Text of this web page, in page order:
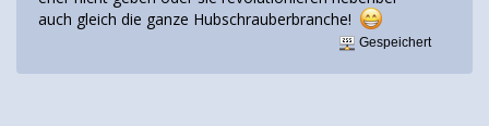
auch gleich die ganze Hubschrauberbranche!
Gespeichert